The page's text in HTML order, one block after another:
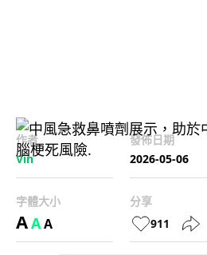
作者
Vin
發佈日期
2026-05-06
字體大小
AAA
分享
911